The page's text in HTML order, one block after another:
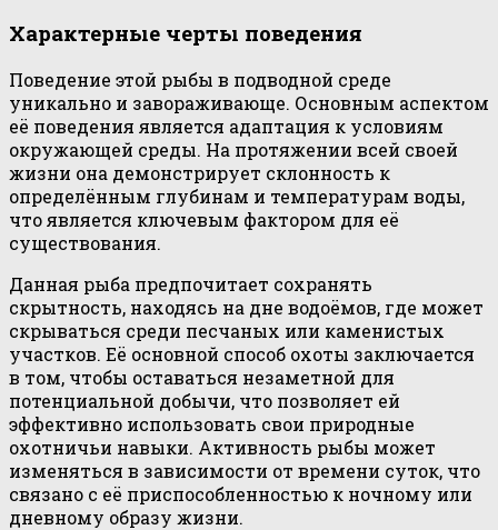
Характерные черты поведения
Поведение этой рыбы в подводной среде
уникально и завораживающе. Основным аспектом
её поведения является адаптация к условиям
окружающей среды. На протяжении всей своей
жизни она демонстрирует склонность к
определённым глубинам и температурам воды,
что является ключевым фактором для её
существования.
Данная рыба предпочитает сохранять
скрытность, находясь на дне водоёмов, где может
скрываться среди песчаных или каменистых
участков. Её основной способ охоты заключается
в том, чтобы оставаться незаметной для
потенциальной добычи, что позволяет ей
эффективно использовать свои природные
охотничьи навыки. Активность рыбы может
изменяться в зависимости от времени суток, что
связано с её приспособленностью к ночному или
дневному образу жизни.